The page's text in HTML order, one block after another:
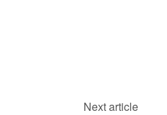
Next article